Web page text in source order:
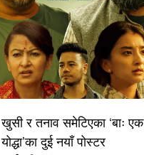
खुसी र तनाव समेटिएका ‘बाः एक
योद्धा’का दुई नयाँ पोस्टर